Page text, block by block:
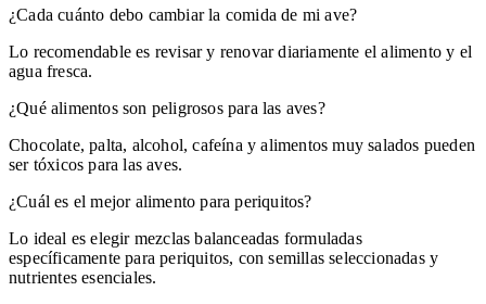
¿Cada cuánto debo cambiar la comida de mi ave?
Lo recomendable es revisar y renovar diariamente el alimento y el
agua fresca.
¿Qué alimentos son peligrosos para las aves?
Chocolate, palta, alcohol, cafeína y alimentos muy salados pueden
ser tóxicos para las aves.
¿Cuál es el mejor alimento para periquitos?
Lo ideal es elegir mezclas balanceadas formuladas
específicamente para periquitos, con semillas seleccionadas y
nutrientes esenciales.